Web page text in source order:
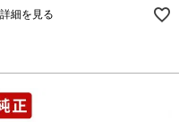
詳細を見る